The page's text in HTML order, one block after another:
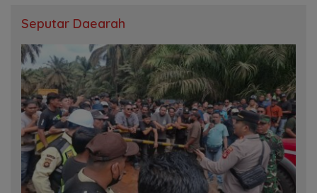
Seputar Daearah